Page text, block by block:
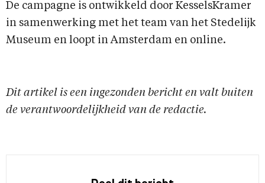
De campagne is ontwikkeld door KesselsKramer
in samenwerking met het team van het Stedelijk
Museum en loopt in Amsterdam en online.
Dit artikel is een ingezonden bericht en valt buiten
de verantwoordelijkheid van de redactie.